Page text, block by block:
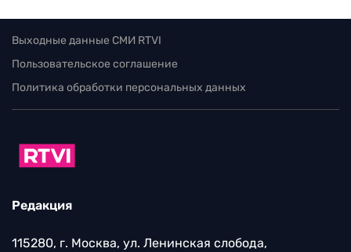
Выходные данные СМИ RTVI
Пользовательское соглашение
Политика обработки персональных данных
Редакция
115280, г. Москва, ул. Ленинская слобода,